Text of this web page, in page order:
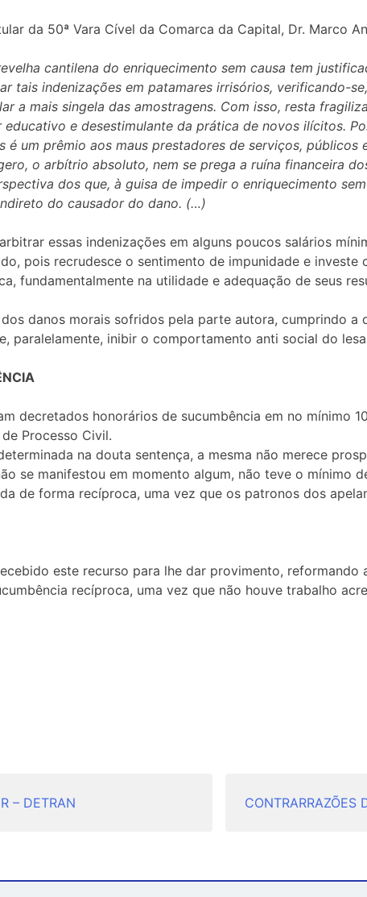
da 50ª Vara Cível da Comarca da Capital, Dr. Marco
cantilena do enriquecimento sem causa tem
tais indenizações em patamares irrisórios, verificando-
a mais singela das amostragens. Com isso, resta
e desestimulante da prática de novos ilícitos.
é um prêmio aos maus prestadores de serviços, públicos
o arbítrio absoluto, nem se prega a ruína financeira
dos que, à guisa de impedir o enriquecimento
do causador do dano. (…)
essas indenizações em alguns poucos salários
pois recrudesce o sentimento de impunidade e
fundamentalmente na utilidade e adequação de seus
danos morais sofridos pela parte autora, cumprindo a
paralelamente, inibir o comportamento anti social do
decretados honorários de sucumbência em no mínimo
Processo Civil.
na douta sentença, a mesma não merece
se manifestou em momento algum, não teve o mínimo
de forma recíproca, uma vez que os patronos dos
este recurso para lhe dar provimento, reformando
recíproca, uma vez que não houve trabalho
– DETRAN CONTRARRAZÕES